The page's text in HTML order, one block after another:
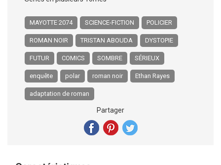
MAYOTTE 2074 SCIENCE-FICTION POLICIER
ROMAN NOIR TRISTAN ABOUDA DYSTOPIE
FUTUR COMICS SOMBRE SÉRIEUX
enquête polar roman noir Ethan Rayes
adaptation de roman
Partager